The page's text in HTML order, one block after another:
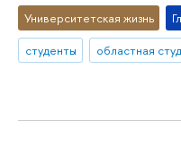
Университетская жизнь
студенты
областная